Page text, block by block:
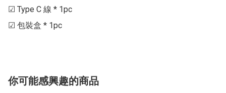
☑ Type C 線 * 1pc
☑ 包裝盒 * 1pc
你可能感興趣的商品